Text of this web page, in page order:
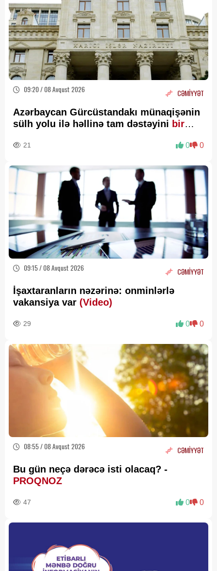
09:20 / 08 Avqust 2026 CƏMİYYƏT
Azərbaycan Gürcüstandakı münaqişənin
sülh yolu ilə həllinə tam dəstəyini bir
21 0 0
09:15 / 08 Avqust 2026 CƏMİYYƏT
İşaxtaranların nəzərinə: onminlərlə
vakansiya var (Video)
29 0 0
08:55 / 08 Avqust 2026 CƏMİYYƏT
Bu gün neçə dərəcə isti olacaq? -
PROQNOZ
47 0 0